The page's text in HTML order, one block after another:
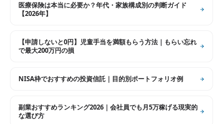
医療保険は本当に必要か？年代・家族構成別の判断ガイド
【2026年】
【申請しないと0円】児童手当を満額もらう方法｜もらい忘れ
で最大200万円の損
NISA枠でおすすめの投資信託｜目的別ポートフォリオ例
副業おすすめランキング2026｜会社員でも月5万稼げる現実的
な選び方